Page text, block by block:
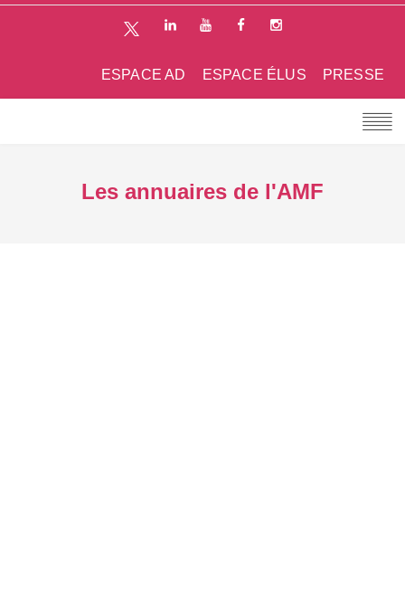
PRESSE
ESPACE ÉLUS
ESPACE AD
Les annuaires de l'AMF